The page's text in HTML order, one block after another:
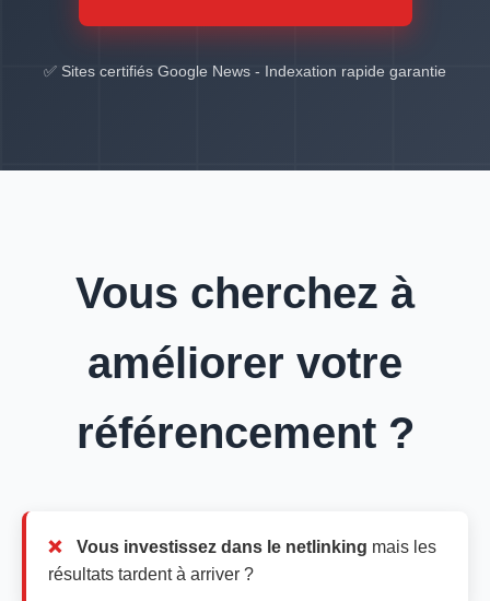
✅ Sites certifiés Google News - Indexation rapide garantie
Vous cherchez à
améliorer votre
référencement ?
Vous investissez dans le netlinking mais les
résultats tardent à arriver ?